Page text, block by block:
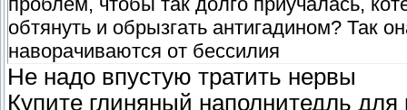
обтянуть и обрызгать антигадином? Так
наворачиваются от бессилия
Не надо впустую тратить нервы
Купите глиняный наполнитедль